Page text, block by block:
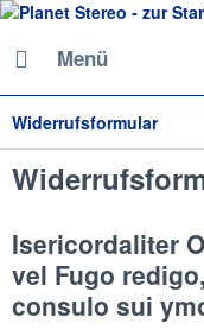
Menü
Widerrufsformular
Isericordaliter
vel Fugo
consulo sui